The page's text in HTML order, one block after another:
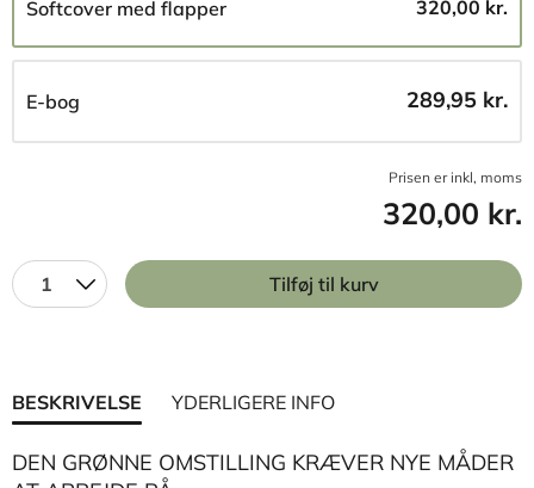
Softcover med flapper 320,00 kr.
E-bog 289,95 kr.
Prisen er inkl, moms
320,00 kr.
1 Tilføj til kurv
BESKRIVELSE YDERLIGERE INFO
DEN GRØNNE OMSTILLING KRÆVER NYE MÅDER